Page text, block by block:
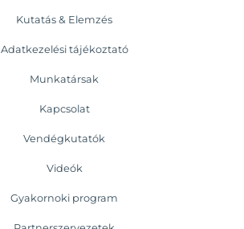
Kutatás & Elemzés
Adatkezelési tájékoztató
Munkatársak
Kapcsolat
Vendégkutatók
Videók
Gyakornoki program